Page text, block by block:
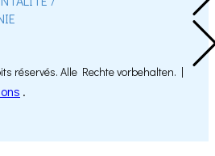
réservés. Alle Rechte vorbehalten. |
.